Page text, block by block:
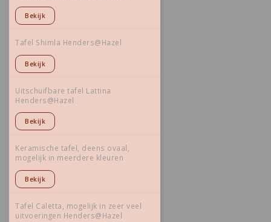
Bekijk
Tafel Shimla Henders@Hazel
Bekijk
Uitschuifbare tafel Lattina
Henders@Hazel
Bekijk
Keramische tafel, deens ovaal,
mogelijk in meerdere kleuren
Bekijk
Tafel Caletta, mogelijk in zeer veel
uitvoeringen Henders@Hazel